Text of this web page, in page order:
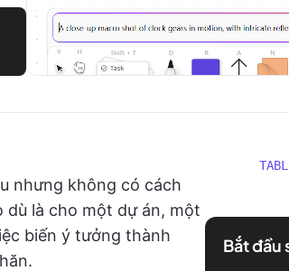
nhưng không có cách
dù là cho một dự án, một
biến ý tưởng thành
Bắt đầu